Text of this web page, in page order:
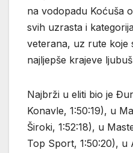
na vodopadu Koćuša
svih uzrasta i
veterana, uz rute koje
najljepše krajeve
Najbrži u eliti bio je
Konavle, 1:50:19), u
Široki, 1:52:18), u
Top Sport, 1:50:20), u